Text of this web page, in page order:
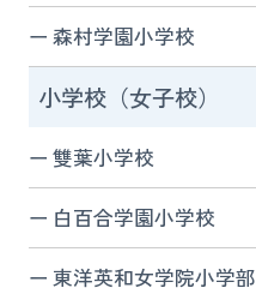
森村学園小学校
小学校（女子校）
雙葉小学校
白百合学園小学校
東洋英和女学院小学部